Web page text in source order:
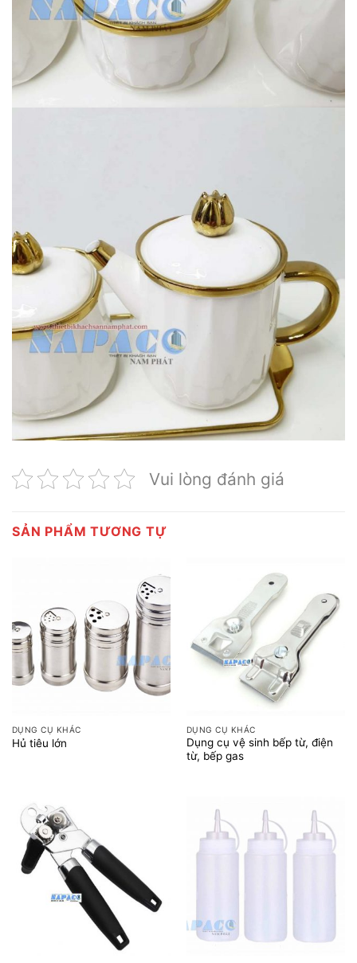
Vui lòng đánh giá
SẢN PHẨM TƯƠNG TỰ
DỤNG CỤ KHÁC
Hủ tiêu lớn
DỤNG CỤ KHÁC
Dụng cụ vệ sinh bếp từ, điện
từ, bếp gas